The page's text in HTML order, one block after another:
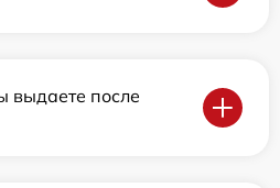
выдаете после